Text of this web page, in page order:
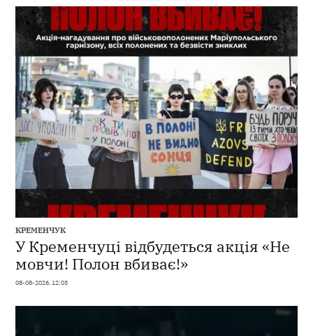
КРЕМЕНЧУК
У Кременчуці відбудеться акція «Не
мовчи! Полон вбиває!»
08-08-2026, 12:03